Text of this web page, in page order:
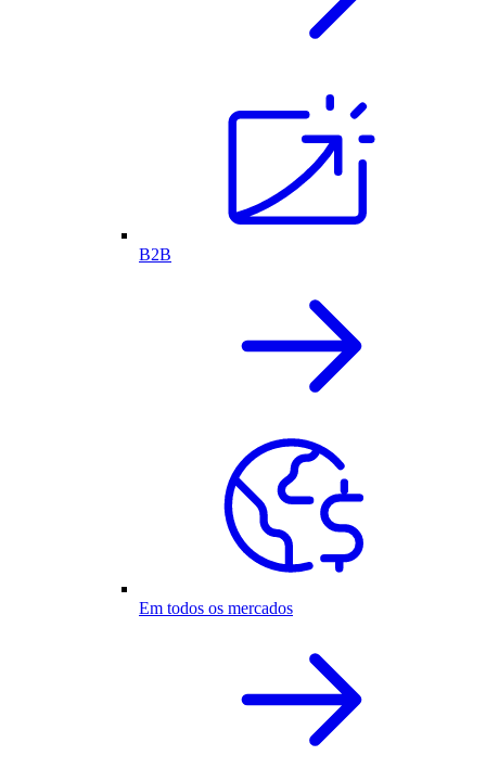
B2B
Em todos os mercados